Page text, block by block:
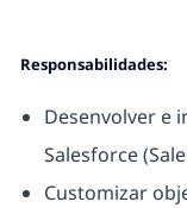
Responsabilidades:
Desenvolver e
Salesforce
Customizar